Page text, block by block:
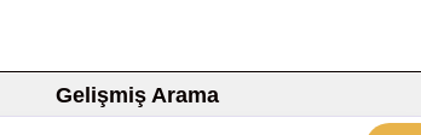
Gelişmiş Arama